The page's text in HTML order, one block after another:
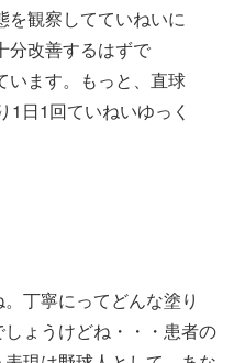
を観察してていねいに
分改善するはずで
います。もっと、直球
1日1回ていねいゆっく
丁寧にってどんな塗り
ょうけどね・・・患者の